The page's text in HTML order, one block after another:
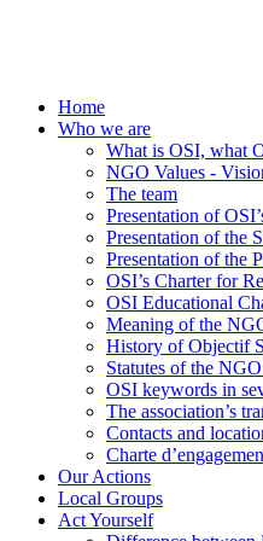
Home
Who we are
What is OSI, what
NGO Values -
The team
Presentation of
Presentation of the
Presentation of the
OSI’s Charter for
OSI Educational
Meaning of the
History of Objectif
Statutes of the
OSI keywords in
The association’s
Contacts and
Charte
Our Actions
Local Groups
Act Yourself